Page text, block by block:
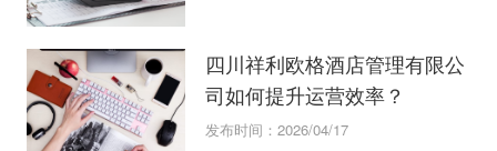
四川祥利欧格酒店管理有限公
司如何提升运营效率？
发布时间：2026/04/17